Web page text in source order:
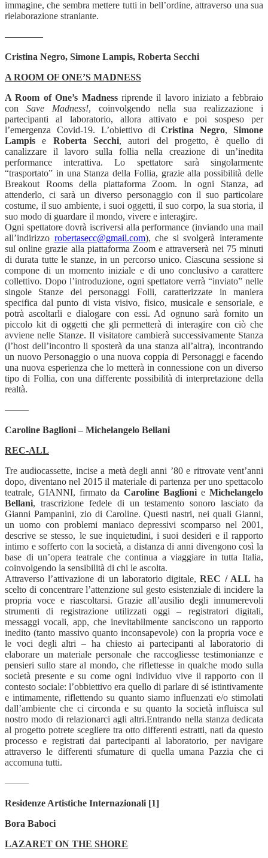
immagine, che sembra mettere tutti in bell’ordine, attraverso una sua
rielaborazione straniante.
————
Cristina Negro, Simone Lampis, Roberta Secchi
A ROOM OF ONE’S MADNESS
A Room of One’s Madnessriprende il lavoro iniziato a febbraio
con Save Madness!, coinvolgendo nella sua realizzazione i
partecipanti al laboratorio, allora attivato e poi sospeso per
l’emergenza Covid-19. L’obiettivo diCristina Negro,Simone
Lampis e Roberta Secchi, autori del progetto, è quello di
canalizzare il lavoro sulla follia nella creazione di un’inedita
performance interattiva. Lo spettatore sarà singolarmente
“trasportato” in una Stanza della Follia, grazie alla possibilità delle
Breakout Rooms della piattaforma Zoom. In ogni Stanza, ad
attenderlo, ci sarà un diverso personaggio con il suo particolare
costume, il suo ambiente, i suoi oggetti, il suo corpo, la sua storia, il
suo modo di guardare il mondo, vivere e interagire.
Ogni spettatore dovrà iscriversi alla performance (inviando una mail
all’indirizzo robertasecc@gmail.com), che si svolgerà interamente
sul online grazie alla piattaforma Zoom e attraverserà nei 75 minuti
di durata tutte le stanze, in un percorso unico. Ciascuna sessione si
compone di un momento iniziale e di uno conclusivo a carattere
collettivo. Dopo l’introduzione, ogni spettatore verrà “inviato” nelle
singole Stanze dei personaggi Folli, caratterizzate in maniera
specifica dal punto di vista visivo, fisico, musicale e sensoriale, e
potrà ascoltarli e dialogare con essi. Ad ognuno sarà fornito un
piccolo kit di oggetti che gli permetterà di interagire con ciò che
avviene nelle Stanze. Il visitatore cambierà successivamente Stanza
(l’host dell’incontro li sposterà da una stanza all’altra), incontrando
un nuovo Personaggio o una nuova coppia di Personaggi e facendo
una nuova esperienza che lo metterà in connessione con un diverso
tipo di Follia, con una differente possibilità di interpretazione della
realtà.
——–
Caroline Baglioni – Michelangelo Bellani
REC-ALL
Tre audiocassette, incise a metà degli anni ’80 e ritrovate vent’anni
dopo, diventano nel 2015 il materiale di partenza per uno spettacolo
teatrale, GIANNI, firmato da Caroline Baglioni e Michelangelo
Bellani, trascrizione fedele di un testamento sonoro lasciato da
Gianni Pampanini, zio di Caroline. Questi nastri, nei quali Gianni,
un uomo con problemi maniaco depressivi scomparso nel 2001,
descrive se stesso, le sue inquietudini, i suoi desideri e il rapporto
intimo e sofferto con la società, a distanza di anni divengono così la
base di un’opera teatrale che continua a viaggiare in tutta Italia,
coinvolgendo la sensibilità di chi le ascolta.
Attraverso l’attivazione di un laboratorio digitale,REC / ALL ha
scelto di concentrare l’attenzione sul gesto esistenziale di incidere la
propria voce e riascoltarsi. Grazie all’ausilio degli innumerevoli
strumenti di registrazione utilizzati oggi – registratori digitali,
messaggi vocali, app, che inevitabilmente sanciscono un rapporto
inedito (tanto massivo quanto inconsapevole) con la propria voce e
le voci degli altri – ha chiesto ai partecipanti al laboratorio di
elaborare un materiale personale che raccogliesse testimonianze e
pensieri sullo stare al mondo, che riflettesse in qualche modo sulla
società presente e su come ogni individuo vive il rapporto con il
contesto sociale: l’obbiettivo era quello di parlare di sé istintivamente
e intimamente, riflettendo su quanto siamo influenzati e/o stimolati
dall’ambiente che ci circonda e su quanto la società influisca sul
nostro modo di relazionarci agli altri.Entrando nella stanza dedicata
al progetto potrete scegliere tra otto differenti estratti, nati da questo
processo e registrati dai partecipanti al laboratorio, per navigare
attraverso le differenti sfumature di quella umana Pazzia che ci
accomuna tutti.
——–
Residenze Artistiche Internazionali [1]
Bora Baboci
LAZARET ON THE SHORE